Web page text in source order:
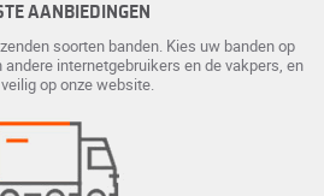
AANBIEDINGEN
soorten banden. Kies uw banden op
internetgebruikers en de vakpers, en
op onze website.